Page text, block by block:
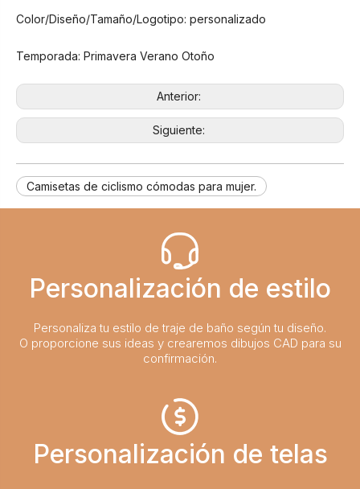
Color/Diseño/Tamaño/Logotipo: personalizado
Temporada: Primavera Verano Otoño
Anterior:
Siguiente:
Camisetas de ciclismo cómodas para mujer.
Personalización de estilo
Personaliza tu estilo de traje de baño según tu diseño.
O proporcione sus ideas y crearemos dibujos CAD para su
confirmación.
Personalización de telas